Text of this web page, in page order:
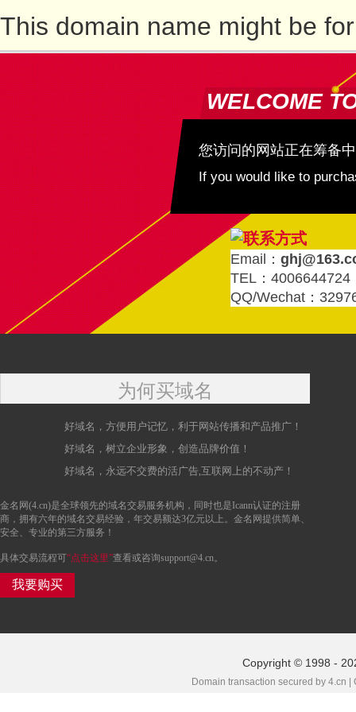
This domain name might be
WELCOME
您访问的网站正在筹备
If you would like to
Email：
TEL：4006644724
QQ/Wechat：
为何买域名
好域名，方便用户记忆，利于网站传播和产品推广！
好域名，树立企业形象，创造品牌价值！
好域名，永远不交费的活广告,互联网上的不动产！
金名网(4.cn)是全球领先的域名交易服务机构，同时也是Icann认证的注册
商，拥有六年的域名交易经验，年交易额达3亿元以上。金名网提供简单、
安全、专业的第三方服务！
具体交易流程可“点击这里”查看或咨询support@4.cn。
我要购买
Copyright © 1998 -
Domain transaction secured by 4.cn